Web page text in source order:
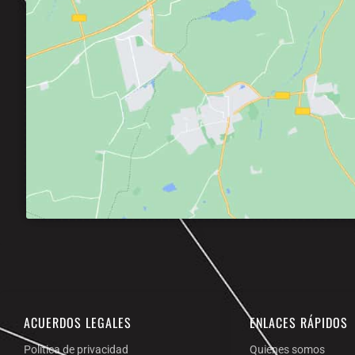
ACUERDOS LEGALES
Política de privacidad
ENLACES RÁPIDOS
Quienes somos